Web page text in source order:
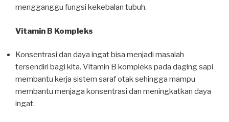
mengganggu fungsi kekebalan tubuh.
Vitamin B Kompleks
Konsentrasi dan daya ingat bisa menjadi masalah
tersendiri bagi kita. Vitamin B kompleks pada daging sapi
membantu kerja sistem saraf otak sehingga mampu
membantu menjaga konsentrasi dan meningkatkan daya
ingat.